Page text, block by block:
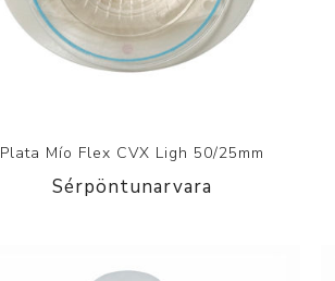
Plata Mío Flex CVX Ligh 50/25mm
Sérpöntunarvara